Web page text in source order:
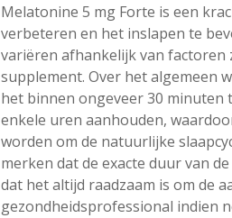
Melatonine 5 mg Forte is een
verbeteren en het inslapen te
variëren afhankelijk van factoren
supplement. Over het algemeen
het binnen ongeveer 30 minuten
enkele uren aanhouden,
worden om de natuurlijke
merken dat de exacte duur van
dat het altijd raadzaam is om de
gezondheidsprofessional indien